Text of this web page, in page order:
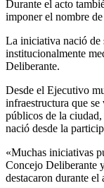
Durante el acto
imponer el nombre
La iniciativa nació de
institucionalmente
Deliberante.
Desde el Ejecutivo
infraestructura que
públicos de la
nació desde la
«Muchas iniciativas
Concejo Deliberante
destacaron durante el